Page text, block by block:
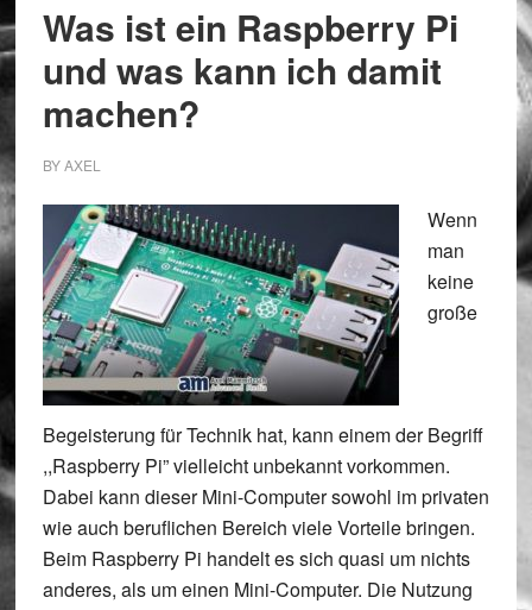
Was ist ein Raspberry Pi
und was kann ich damit
machen?
BYAXEL
Wenn
man
keine
große
Begeisterung für Technik hat, kann einem der Begriff
,,Raspberry Pi” vielleicht unbekannt vorkommen.
Dabei kann dieser Mini-Computer sowohl im privaten
wie auch beruflichen Bereich viele Vorteile bringen.
Beim Raspberry Pi handelt es sich quasi um nichts
anderes, als um einen Mini-Computer. Die Nutzung